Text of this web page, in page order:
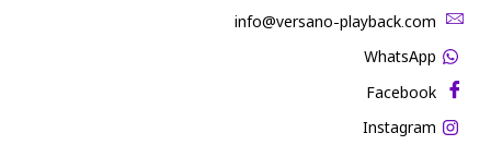
‫info@versano-playback.com‬
WhatsApp
Facebook
Instagram